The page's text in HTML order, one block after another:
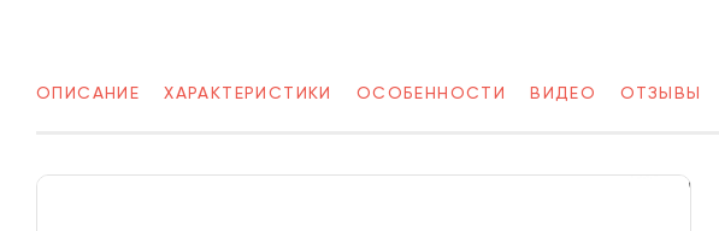
ОПИСАНИЕ ХАРАКТЕРИСТИКИ ОСОБЕННОСТИ ВИДЕО ОТЗЫВЫ